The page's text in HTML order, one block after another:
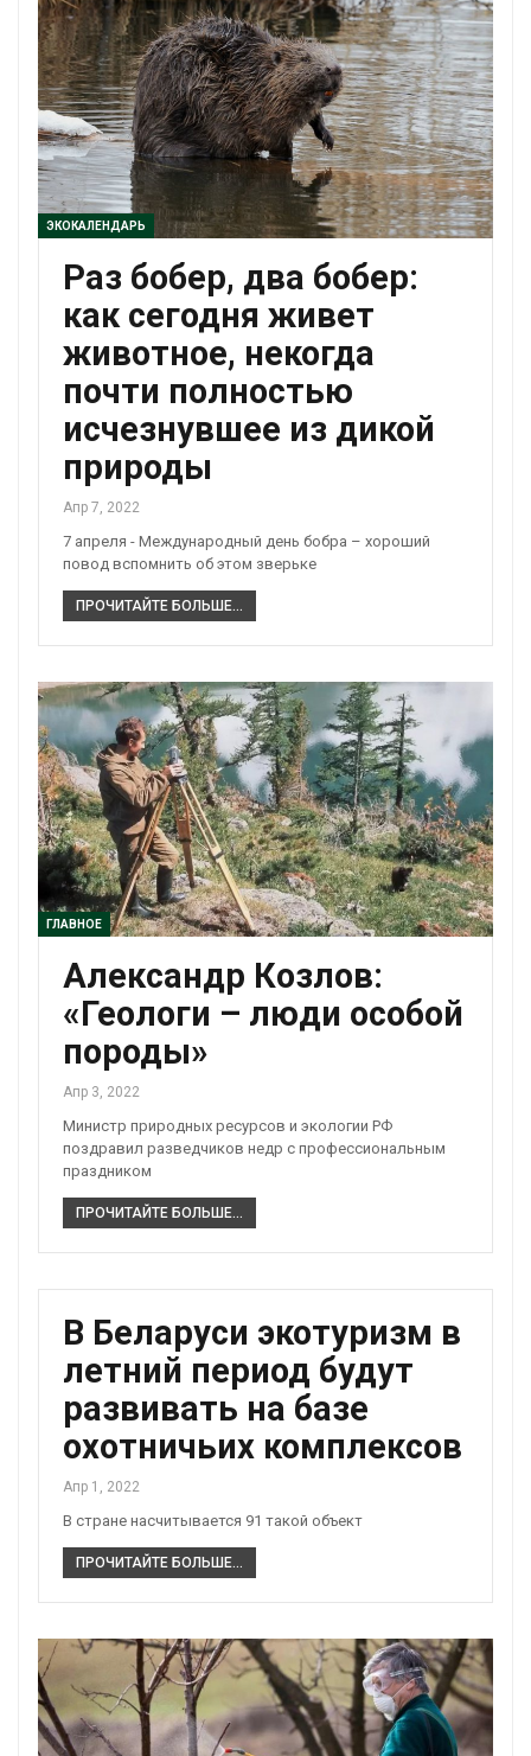
ЭКОКАЛЕНДАРЬ
Раз бобер, два бобер:
как сегодня живет
животное, некогда
почти полностью
исчезнувшее из дикой
природы
Апр 7, 2022
7 апреля - Международный день бобра – хороший
повод вспомнить об этом зверьке
ПРОЧИТАЙТЕ БОЛЬШЕ...
ГЛАВНОЕ
Александр Козлов:
«Геологи – люди особой
породы»
Апр 3, 2022
Министр природных ресурсов и экологии РФ
поздравил разведчиков недр с профессиональным
праздником
ПРОЧИТАЙТЕ БОЛЬШЕ...
В Беларуси экотуризм в
летний период будут
развивать на базе
охотничьих комплексов
Апр 1, 2022
В стране насчитывается 91 такой объект
ПРОЧИТАЙТЕ БОЛЬШЕ...